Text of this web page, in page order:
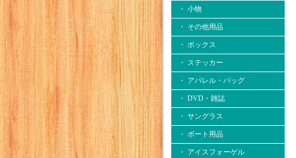
・ 小物
・ その他用品
・ ボックス
・ ステッカー
・ アパレル・バッグ
・ DVD・雑誌
・ サングラス
・ ボート用品
・ アイスフォーゲル